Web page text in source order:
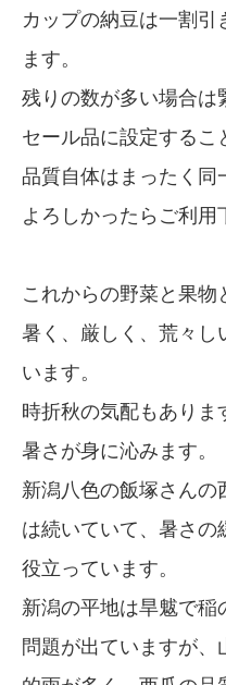
カップの納豆は一割引
ます。
残りの数が多い場合は
セール品に設定するこ
品質自体はまったく同
よろしかったらご利用
これからの野菜と果物
暑く、厳しく、荒々し
います。
時折秋の気配もありま
暑さが身に沁みます。
新潟八色の飯塚さんの
は続いていて、暑さの
役立っています。
新潟の平地は旱魃で稲
問題が出ていますが、